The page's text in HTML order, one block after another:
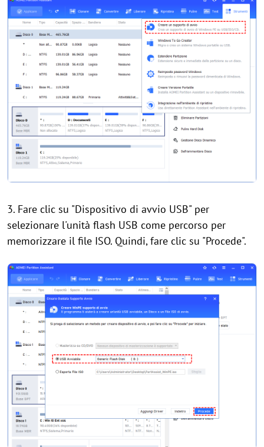
3. Fare clic su "Dispositivo di avvio USB" per
selezionare l'unità flash USB come percorso per
memorizzare il file ISO. Quindi, fare clic su "Procede".